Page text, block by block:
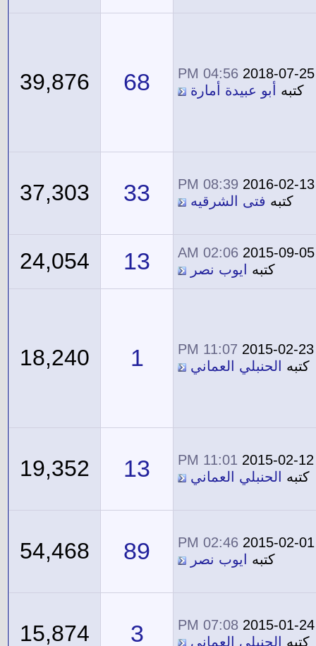
2018-07-25
04:56 PM
كتبه
أبو عبيدة أمارة 68
39,876
2016-02-13
08:39 PM
كتبه فتى الشرقيه 33
37,303
2015-09-05
02:06 AM
كتبه
ايوب نصر 13
24,054
2015-02-23
11:07 PM
كتبه
الحنبلي العماني 1
18,240
2015-02-12
11:01 PM
كتبه
الحنبلي العماني 13
19,352
2015-02-01
02:46 PM
كتبه
ايوب نصر 89
54,468
2015-01-24
07:08 PM
كتبه
الحنبلي العماني 3
15,874